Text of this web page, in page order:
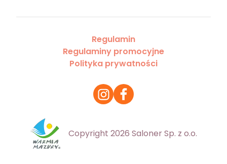
Regulamin
Regulaminy promocyjne
Polityka prywatności
Copyright 2026 Saloner Sp. z o.o.